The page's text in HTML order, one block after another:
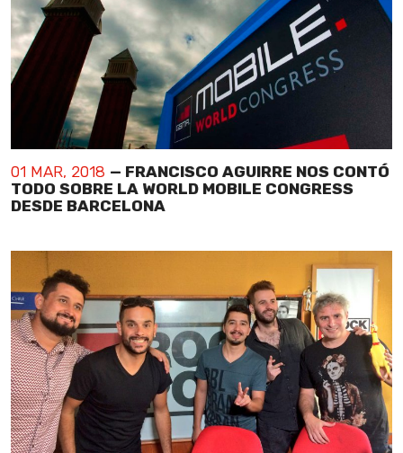
01 MAR, 2018 — FRANCISCO AGUIRRE NOS CONTÓ
TODO SOBRE LA WORLD MOBILE CONGRESS
DESDE BARCELONA